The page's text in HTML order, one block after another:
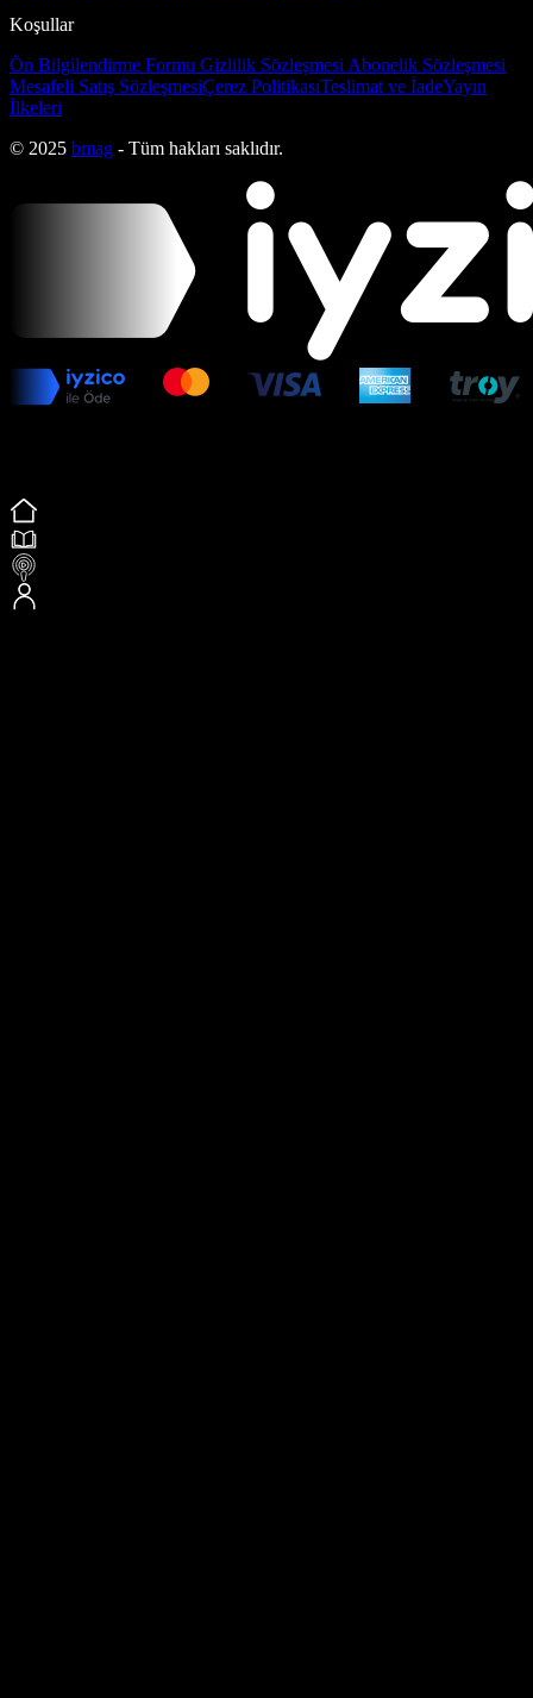
Koşullar
Ön Bilgilendirme Formu Gizlilik Sözleşmesi Abonelik Sözleşmesi
Mesafeli Satış SözleşmesiÇerez PolitikasıTeslimat ve İadeYayın
İlkeleri
© 2025 bmag - Tüm hakları saklıdır.